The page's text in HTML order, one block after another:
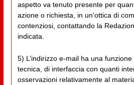
aspetto va tenuto presente per
azione o richiesta, in un'ottica di
contenziosi, contattando la
indicata.
5) L’indirizzo e-mail ha una
tecnica, di interfaccia con quanti
osservazioni relativamente al